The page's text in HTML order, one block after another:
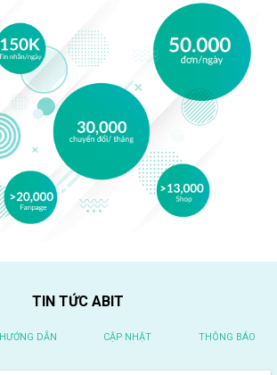
TIN TỨC ABIT
HƯỚNG DẪN CẬP NHẬT THÔNG BÁO